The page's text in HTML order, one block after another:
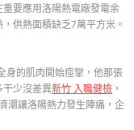
要應用洛陽熱電廠發電余
供熱面積缺乏7萬平方米。
的肌肉開始痙攣，他那張
干少沒差異新竹 入職健檢 ，
潮讓洛陽熱力發生陣痛，企